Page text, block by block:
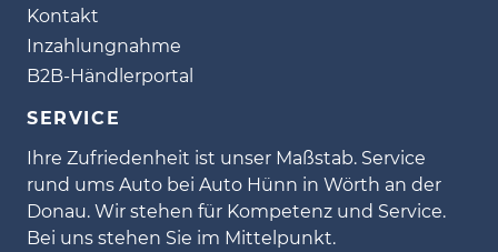
Kontakt
Inzahlungnahme
B2B-Händlerportal
SERVICE
Ihre Zufriedenheit ist unser Maßstab. Service
rund ums Auto bei Auto Hünn in Wörth an der
Donau. Wir stehen für Kompetenz und Service.
Bei uns stehen Sie im Mittelpunkt.